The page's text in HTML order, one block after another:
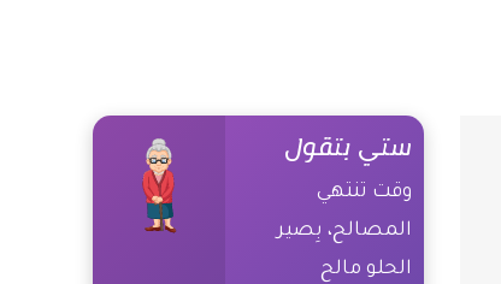
ستي بتقول
وقت تنتهي
المصالح، بِصير
الحلو مالح